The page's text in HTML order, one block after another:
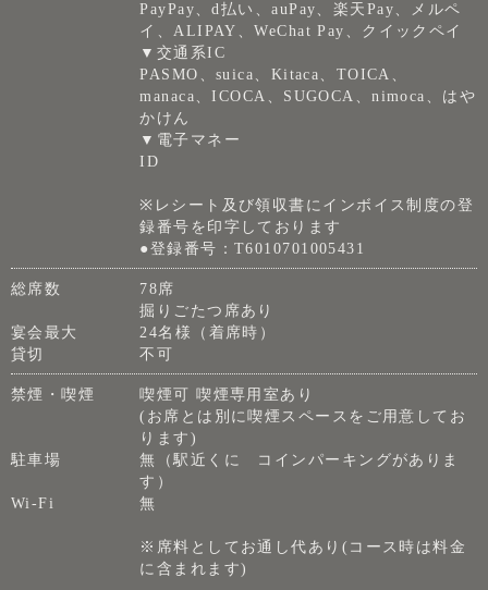
PayPay、d払い、auPay、楽天Pay、メルペ
イ、ALIPAY、WeChat Pay、クイックペイ
▼交通系IC
PASMO、suica、Kitaca、TOICA、
manaca、ICOCA、SUGOCA、nimoca、はや
かけん
▼電子マネー
ID
※レシート及び領収書にインボイス制度の登
録番号を印字しております
●登録番号：T6010701005431
総席数
78席
掘りごたつ席あり
宴会最大
24名様（着席時）
貸切
不可
禁煙・喫煙
喫煙可 喫煙専用室あり
(お席とは別に喫煙スペースをご用意してお
ります)
駐車場
無（駅近くに コインパーキングがありま
す）
Wi-Fi
無
※席料としてお通し代あり(コース時は料金
に含まれます)